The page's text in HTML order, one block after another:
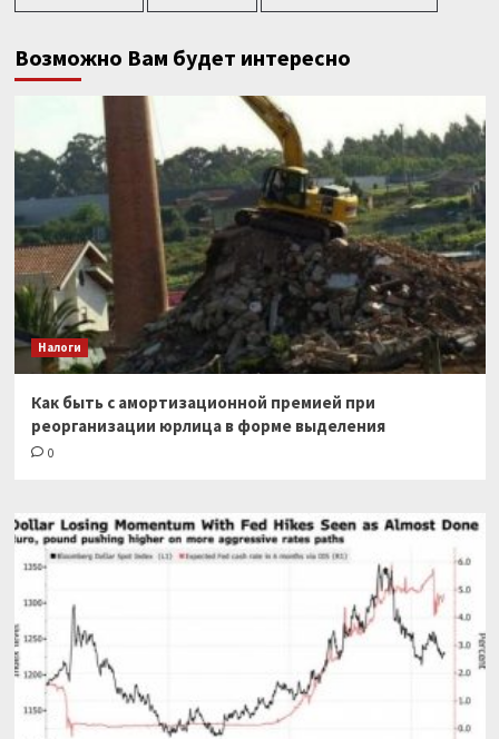
Возможно Вам будет интересно
Налоги
Как быть с амортизационной премией при
реорганизации юрлица в форме выделения
0